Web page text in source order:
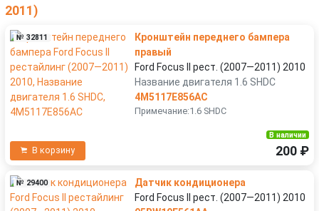
2011)
№ 32811
Кронштейн переднего бампера
правый
Ford Focus II рест. (2007—2011) 2010
Название двигателя 1.6 SHDC
4M5117E856AC
Примечание:1.6 SHDC
В корзину
В наличии
200 ₽
№ 29400
Датчик кондиционера
Ford Focus II рест. (2007—2011) 2010